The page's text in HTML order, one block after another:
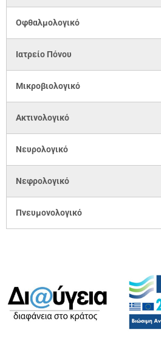
Οφθαλμολογικό
Ιατρείο Πόνου
Μικροβιολογικό
Ακτινολογικό
Νευρολογικό
Νεφρολογικό
Πνευμονολογικό